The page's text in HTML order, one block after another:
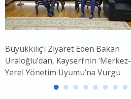
Büyükkılıç’ı Ziyaret Eden Bakan
Uraloğlu’dan, Kayseri’nin ‘Merkez-
Yerel Yönetim Uyumu’na Vurgu